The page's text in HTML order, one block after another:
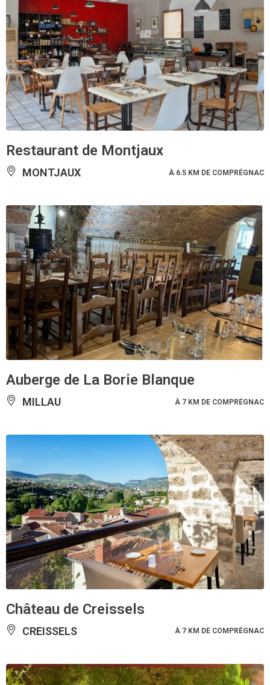
Restaurant de Montjaux
MONTJAUX À 6.5 KM DE COMPRÉGNAC
Auberge de La Borie Blanque
MILLAU À 7 KM DE COMPRÉGNAC
Château de Creissels
CREISSELS À 7 KM DE COMPRÉGNAC